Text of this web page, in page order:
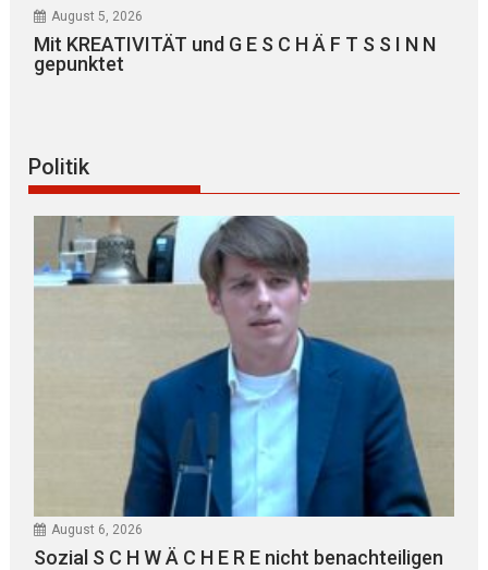
August 5, 2026
Mit KREATIVITÄT und G E S C H Ä F T S S I N N
gepunktet
Politik
August 6, 2026
Sozial S C H W Ä C H E R E nicht benachteiligen